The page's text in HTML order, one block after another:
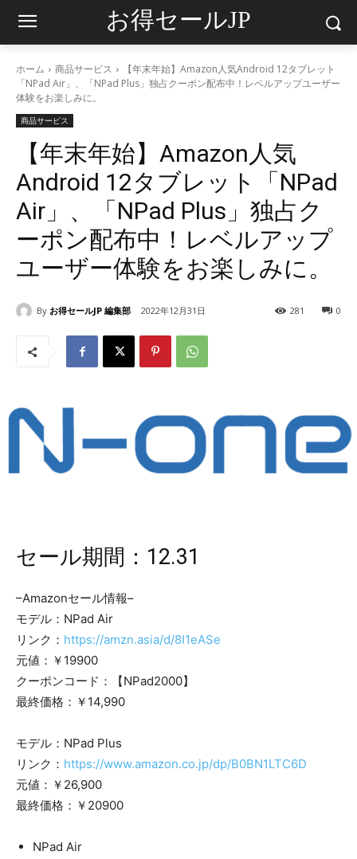
お得セールJP
ホーム 商品サービス
【年末年始】Amazon人気Android 12タブレット
「NPad Air」、「NPad Plus」独占クーポン配布中！レベルアップユーザー
体験をお楽しみに。
商品サービス
【年末年始】Amazon人気
Android 12タブレット「NPad
Air」、「NPad Plus」独占ク
ーポン配布中！レベルアップ
ユーザー体験をお楽しみに。
By お得セールJP 編集部 2022年12月31日 0
281
セール期間：12.31
–Amazonセール情報–
モデル：NPad Air
リンク： https://amzn.asia/d/8I1eASe
元値：￥19900
クーポンコード：【NPad2000】
最終価格：￥14,990
モデル：NPad Plus
リンク： https://www.amazon.co.jp/dp/B0BN1LTC6D
元値：￥26,900
最終価格：￥20900
NPad Air